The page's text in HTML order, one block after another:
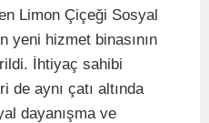
Limon Çiçeği Sosyal
yeni hizmet binasının
İhtiyaç sahibi
de aynı çatı altında
dayanışma ve